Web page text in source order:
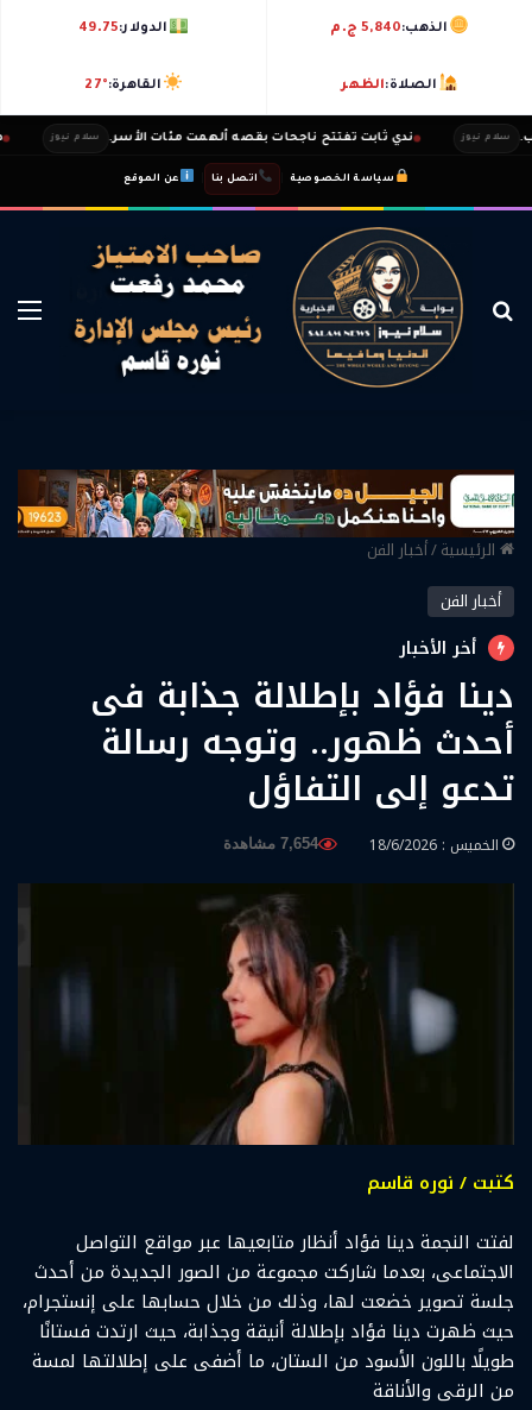
الذهب:5,840 ج.م الدولار:49.75
الصلاة:الظهر القاهرة:27°
ندي ثابت تفتتح ناجحات بقصه ألهمت مئات الأسر. سلام نيوز طارق
سياسة الخصوصية اتصل بنا عن الموقع
بحث عن
الرئيسية/أخبار الفن
أخبار الفن
أخر الأخبار
دينا فؤاد بإطلالة جذابة فى
أحدث ظهور.. وتوجه رسالة
تدعو إلى التفاؤل
الخميس : 18/6/2026 7,654 مشاهدة
كتبت / نوره قاسم
لفتت النجمة دينا فؤاد أنظار متابعيها عبر مواقع التواصل
الاجتماعى، بعدما شاركت مجموعة من الصور الجديدة من أحدث
جلسة تصوير خضعت لها، وذلك من خلال حسابها على إنستجرام،
حيث ظهرت دينا فؤاد بإطلالة أنيقة وجذابة، حيث ارتدت فستانًا
طويلًا باللون الأسود من الستان، ما أضفى على إطلالتها لمسة
من الرقى والأناقة